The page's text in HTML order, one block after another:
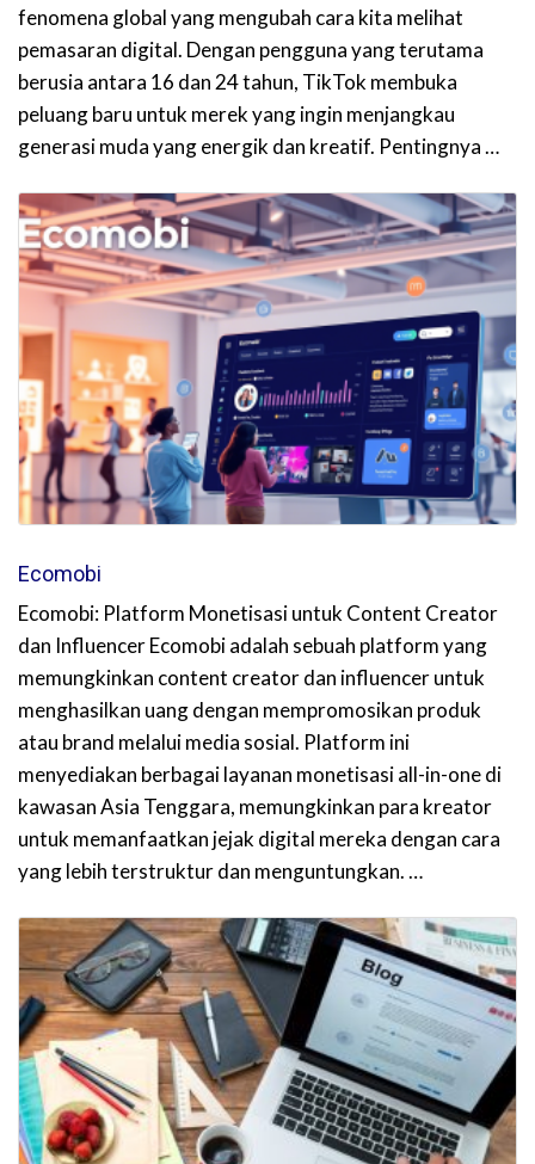
fenomena global yang mengubah cara kita melihat
pemasaran digital. Dengan pengguna yang terutama
berusia antara 16 dan 24 tahun, TikTok membuka
peluang baru untuk merek yang ingin menjangkau
generasi muda yang energik dan kreatif. Pentingnya …
Ecomobi
Ecomobi: Platform Monetisasi untuk Content Creator
dan Influencer Ecomobi adalah sebuah platform yang
memungkinkan content creator dan influencer untuk
menghasilkan uang dengan mempromosikan produk
atau brand melalui media sosial. Platform ini
menyediakan berbagai layanan monetisasi all-in-one di
kawasan Asia Tenggara, memungkinkan para kreator
untuk memanfaatkan jejak digital mereka dengan cara
yang lebih terstruktur dan menguntungkan. …